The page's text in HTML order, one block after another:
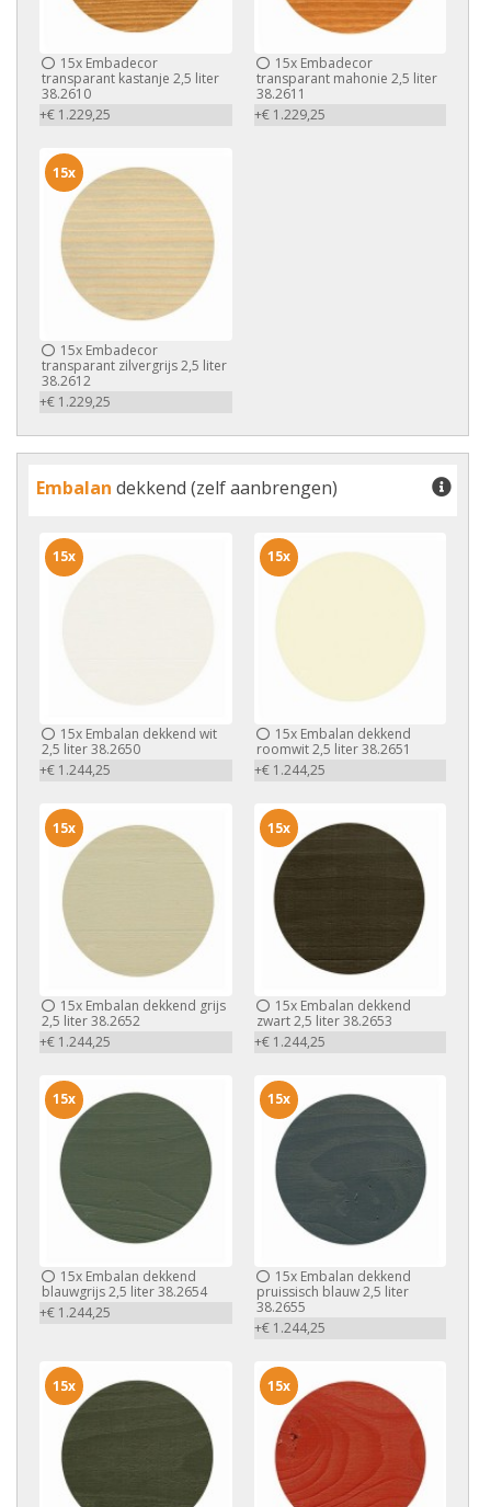
15x Embadecor
transparant kastanje 2,5 liter
38.2610
+€ 1.229,25
15xEmbadecor
transparant mahonie 2,5 liter
38.2611
+€ 1.229,25
15x Embadecor
transparant zilvergrijs 2,5 liter
38.2612
+€ 1.229,25
15x
Embalan dekkend (zelf aanbrengen)
15x Embalan dekkend wit
2,5 liter 38.2650
+€ 1.244,25
15x
15xEmbalan dekkend
roomwit 2,5 liter 38.2651
+€ 1.244,25
15x
15x Embalan dekkend grijs
2,5 liter 38.2652
+€ 1.244,25
15x
15xEmbalan dekkend
zwart 2,5 liter 38.2653
+€ 1.244,25
15x
15x Embalan dekkend
blauwgrijs 2,5 liter 38.2654
+€ 1.244,25
15x
15xEmbalan dekkend
pruissisch blauw 2,5 liter
38.2655
+€ 1.244,25
15x
15x 15x